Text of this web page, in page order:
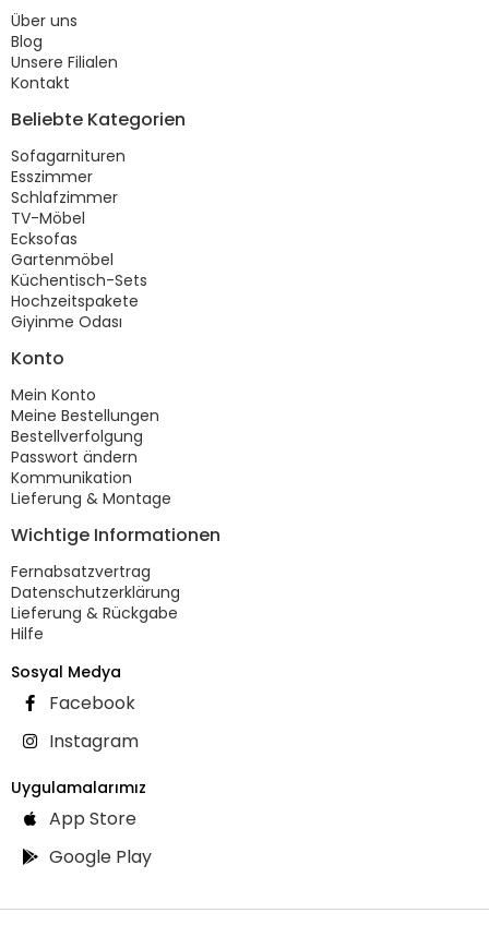
Über uns
Blog
Unsere Filialen
Kontakt
Beliebte Kategorien
Sofagarnituren
Esszimmer
Schlafzimmer
TV-Möbel
Ecksofas
Gartenmöbel
Küchentisch-Sets
Hochzeitspakete
Giyinme Odası
Konto
Mein Konto
Meine Bestellungen
Bestellverfolgung
Passwort ändern
Kommunikation
Lieferung & Montage
Wichtige Informationen
Fernabsatzvertrag
Datenschutzerklärung
Lieferung & Rückgabe
Hilfe
Sosyal Medya
Facebook
Instagram
Uygulamalarımız
App Store
Google Play